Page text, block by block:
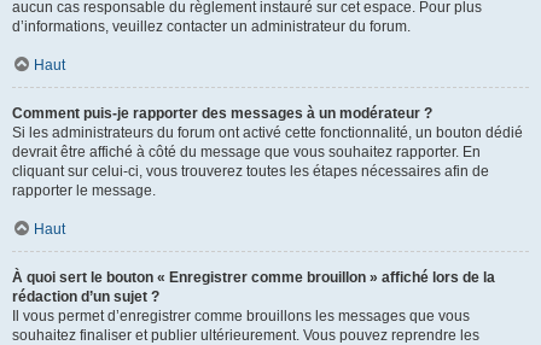
aucun cas responsable du règlement instauré sur cet espace. Pour plus
d’informations, veuillez contacter un administrateur du forum.
Haut
Comment puis-je rapporter des messages à un modérateur ?
Si les administrateurs du forum ont activé cette fonctionnalité, un bouton dédié
devrait être affiché à côté du message que vous souhaitez rapporter. En
cliquant sur celui-ci, vous trouverez toutes les étapes nécessaires afin de
rapporter le message.
Haut
À quoi sert le bouton « Enregistrer comme brouillon » affiché lors de la
rédaction d’un sujet ?
Il vous permet d’enregistrer comme brouillons les messages que vous
souhaitez finaliser et publier ultérieurement. Vous pouvez reprendre les